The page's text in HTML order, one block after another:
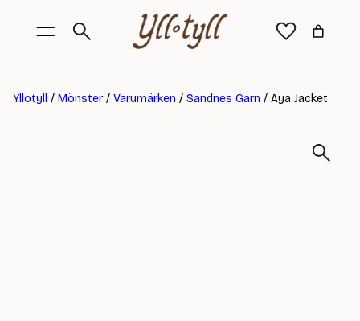
Yllotyll / Mönster/ Varumärken / Sandnes Garn / Aya Jacket